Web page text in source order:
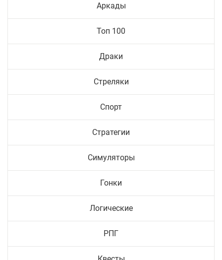
Аркады
Топ 100
Драки
Стреляки
Спорт
Стратегии
Симуляторы
Гонки
Логические
РПГ